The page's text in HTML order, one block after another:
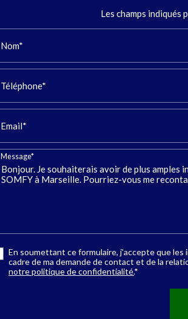
Les champs
Nom*
Téléphone*
Email*
Message*
En soumettant ce formulaire, j'accepte que
cadre de ma demande de contact et de la
notre politique de confidentialité.*